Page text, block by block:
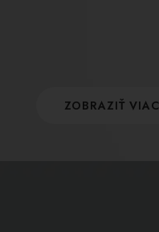
ZOBRAZIŤ VIAC